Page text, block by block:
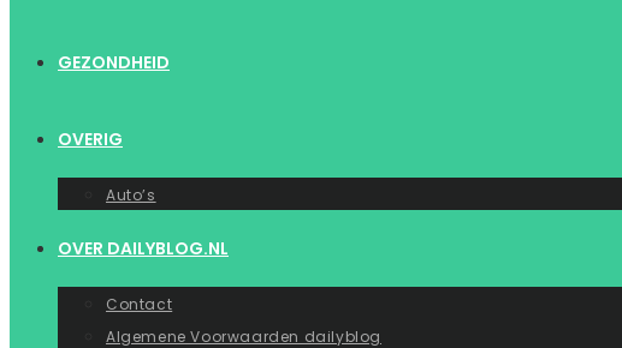
GEZONDHEID
OVERIG
Auto’s
OVER DAILYBLOG.NL
Contact
Algemene Voorwaarden dailyblog